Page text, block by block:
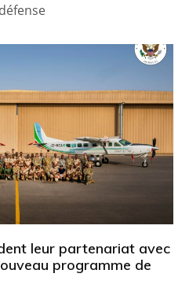
leur partenariat avec
programme de